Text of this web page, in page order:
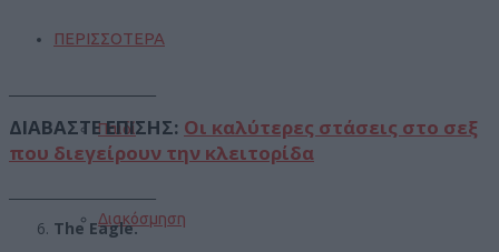
ΠΕΡΙΣΣΟΤΕΡΑ
Παιδί
Διακόσμηση
ΔΙΑΒΑΣΤΕ ΕΠΙΣΗΣ: Οι καλύτερες στάσεις στο σεξ
που διεγείρουν την κλειτορίδα
The Eagle.